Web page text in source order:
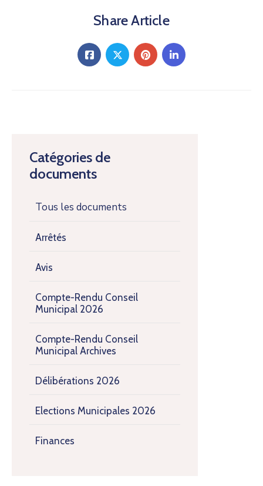
Catégories de
documents
Tous les documents
Arrêtés
Avis
Compte-Rendu Conseil
Municipal 2026
Compte-Rendu Conseil
Municipal Archives
Délibérations 2026
Elections Municipales 2026
Finances
Share Article